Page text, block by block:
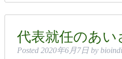
代表就任のあい
Posted 2020年6月7日 by